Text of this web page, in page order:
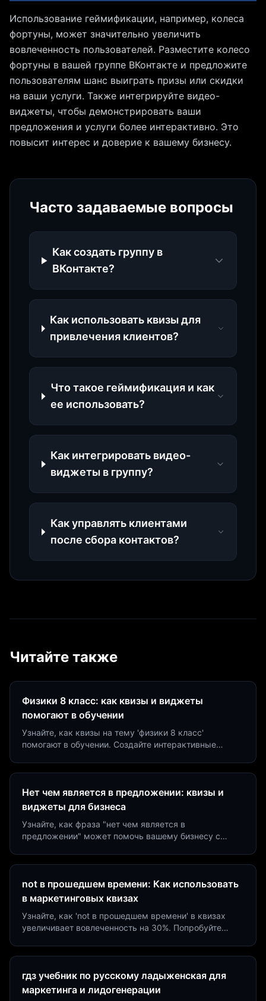
Использование геймификации, например, колеса
фортуны, может значительно увеличить
вовлеченность пользователей. Разместите колесо
фортуны в вашей группе ВКонтакте и предложите
пользователям шанс выиграть призы или скидки
на ваши услуги. Также интегрируйте видео-
виджеты, чтобы демонстрировать ваши
предложения и услуги более интерактивно. Это
повысит интерес и доверие к вашему бизнесу.
Часто задаваемые вопросы
Как создать группу в
ВКонтакте?
Как использовать квизы для
привлечения клиентов?
Что такое геймификация и как
ее использовать?
Как интегрировать видео-
виджеты в группу?
Как управлять клиентами
после сбора контактов?
Читайте также
Физики 8 класс: как квизы и виджеты
помогают в обучении
Узнайте, как квизы на тему 'физики 8 класс'
помогают в обучении. Создайте интерактивные
Нет чем является в предложении: квизы и
виджеты для бизнеса
Узнайте, как фраза "нет чем является в
предложении" может помочь вашему бизнесу с
not в прошедшем времени: Как использовать
в маркетинговых квизах
Узнайте, как 'not в прошедшем времени' в квизах
увеличивает вовлеченность на 30%. Попробуйте
гдз учебник по русскому ладыженская для
маркетинга и лидогенерации